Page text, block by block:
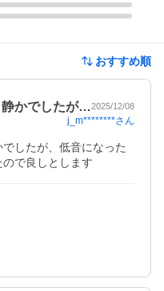
おすすめ順
静かでしたが…2025/12/08
j_m********さん
したが、低音になった
で良しとします